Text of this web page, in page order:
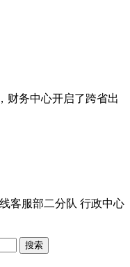
财务中心开启了跨省出
客服部二分队 行政中心